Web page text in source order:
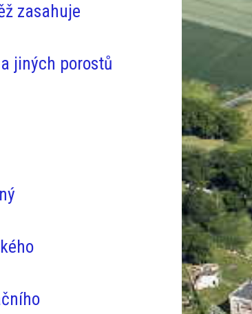
zasahuje
jiných porostů